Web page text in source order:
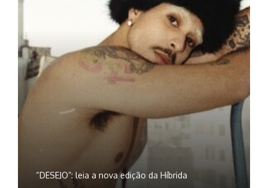
“DESEJO”: leia a nova edição da Híbrida